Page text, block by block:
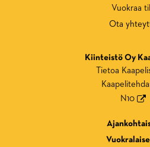
Vuokraa
Ota
Kiinteistö Oy
Tietoa
N10